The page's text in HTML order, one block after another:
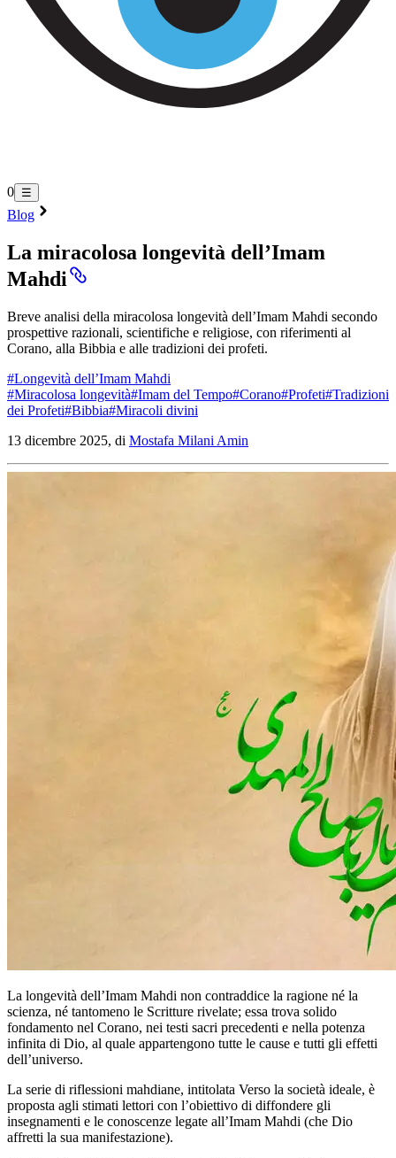
0 ☰
Blog
La miracolosa longevità dell’Imam
Mahdi
Breve analisi della miracolosa longevità dell’Imam Mahdi secondo
prospettive razionali, scientifiche e religiose, con riferimenti al
Corano, alla Bibbia e alle tradizioni dei profeti.
#Longevità dell’Imam Mahdi
#Miracolosa longevità#Imam del Tempo#Corano#Profeti#Tradizioni
dei Profeti#Bibbia#Miracoli divini
13 dicembre 2025, di Mostafa Milani Amin
La longevità dell’Imam Mahdi non contraddice la ragione né la
scienza, né tantomeno le Scritture rivelate; essa trova solido
fondamento nel Corano, nei testi sacri precedenti e nella potenza
infinita di Dio, al quale appartengono tutte le cause e tutti gli effetti
dell’universo.
La serie di riflessioni mahdiane, intitolata Verso la società ideale, è
proposta agli stimati lettori con l’obiettivo di diffondere gli
insegnamenti e le conoscenze legate all’Imam Mahdi (che Dio
affretti la sua manifestazione).